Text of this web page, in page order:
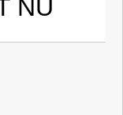
NU